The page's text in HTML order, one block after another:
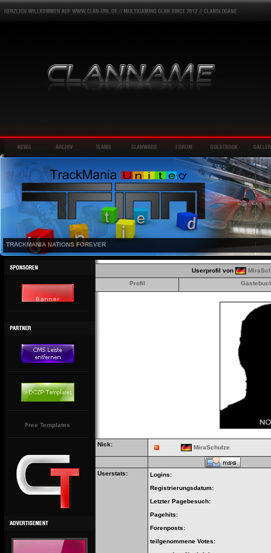
TRACKMANIA NATIONS FOREVER
Free Templates
Userprofil von
Profil
Nick: MiraSchulze
Userstats:
Logins:
Registrierungsdatum:
Letzter Pagebesuch:
Pagehits:
Forenposts:
teilgenommene Votes: